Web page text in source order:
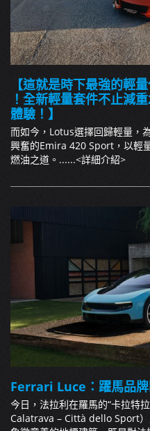
【這就是時下最強的
！全新輕量套件不止減
體驗！】
而如今，Lotus選擇回歸輕量，
興奮的Emira 420 Sport，以輕
燃油之道。......<詳細介紹>
Ferrari Luce：躍馬品
今日，法拉利在羅馬的“卡拉
Calatrava – Città dello Sport